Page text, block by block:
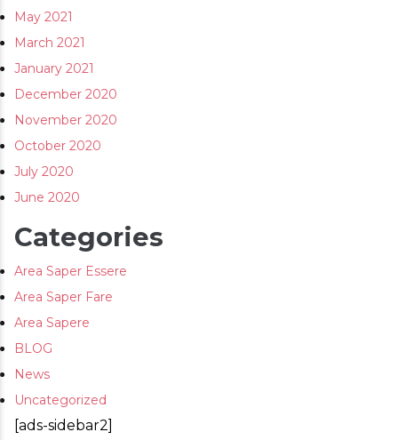
May 2021
March 2021
January 2021
December 2020
November 2020
October 2020
July 2020
June 2020
Categories
Area Saper Essere
Area Saper Fare
Area Sapere
BLOG
News
Uncategorized
[ads-sidebar2]